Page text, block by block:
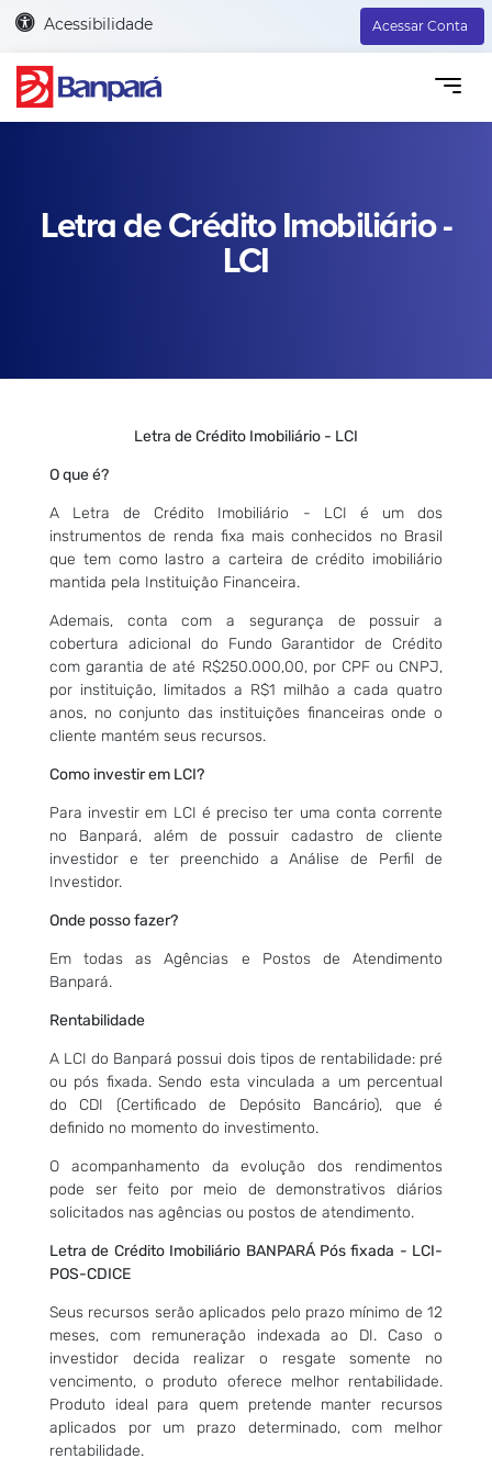
Acessibilidade Acessar Conta
Letra de Crédito Imobiliário -
LCI
Letra de Crédito Imobiliário - LCI
O que é?
A Letra de Crédito Imobiliário - LCI é um dos
instrumentos de renda fixa mais conhecidos no Brasil
que tem como lastro a carteira de crédito imobiliário
mantida pela Instituição Financeira.
Ademais, conta com a segurança de possuir a
cobertura adicional do Fundo Garantidor de Crédito
com garantia de até R$250.000,00, por CPF ou CNPJ,
por instituição, limitados a R$1 milhão a cada quatro
anos, no conjunto das instituições financeiras onde o
cliente mantém seus recursos.
Como investir em LCI?
Para investir em LCI é preciso ter uma conta corrente
no Banpará, além de possuir cadastro de cliente
investidor e ter preenchido a Análise de Perfil de
Investidor.
Onde posso fazer?
Em todas as Agências e Postos de Atendimento
Banpará.
Rentabilidade
A LCI do Banpará possui dois tipos de rentabilidade: pré
ou pós fixada. Sendo esta vinculada a um percentual
do CDI (Certificado de Depósito Bancário), que é
definido no momento do investimento.
O acompanhamento da evolução dos rendimentos
pode ser feito por meio de demonstrativos diários
solicitados nas agências ou postos de atendimento.
Letra de Crédito Imobiliário BANPARÁ Pós fixada - LCI-
POS-CDICE
Seus recursos serão aplicados pelo prazo mínimo de 12
meses, com remuneração indexada ao DI. Caso o
investidor decida realizar o resgate somente no
vencimento, o produto oferece melhor rentabilidade.
Produto ideal para quem pretende manter recursos
aplicados por um prazo determinado, com melhor
rentabilidade.